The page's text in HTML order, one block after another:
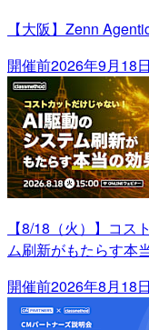
【大阪】Zenn
開催前2026年9月18
【8/18（火）】コ
ム刷新がもたらす本
開催前2026年8月18